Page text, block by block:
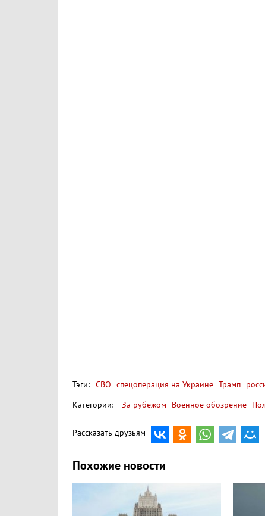
Тэги: СВО спецоперация на Украине Трамп
Категории:
За рубежом Военное обозрение
Рассказать друзьям
Похожие новости